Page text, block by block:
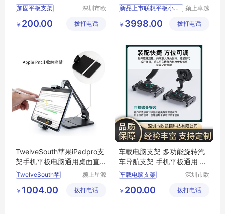
加固平板支架
三防平板支架
深圳市欧
有限公司
￥ 200.00 拨打电话
办公影音平板
新品上市联想平板小新Pa
颍上卓越
有限公司
￥ 3998.00 拨打电话
TwelveSouth苹果iPadpro支
架手机平板电脑通用桌面直
播懒人支撑架
TwelveSouth苹
颍上星源
有限公司
￥ 1004.00 拨打电话
车载电脑支架 多功能旋转汽
车导航支架 手机平板通用 欧
凯德
车载电脑支架
三防平板支架
深圳市欧
有限公司
￥ 200.00 拨打电话